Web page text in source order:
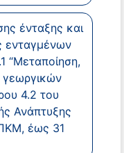
ένταξης και
ενταγμένων
“Μεταποίηση,
γεωργικών
4.2 του
Ανάπτυξης
έως 31